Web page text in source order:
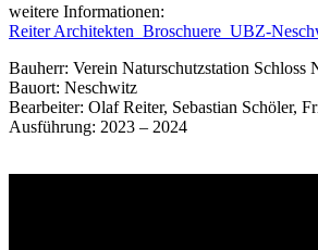
weitere Informationen:
Reiter Architekten_Broschuere_UBZ-
Bauherr: Verein Naturschutzstation Schloss
Bauort: Neschwitz
Bearbeiter: Olaf Reiter, Sebastian Schöler,
Ausführung: 2023 – 2024